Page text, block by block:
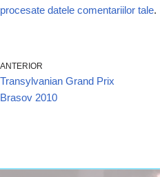
procesate datele comentariilor tale.
ANTERIOR
Transylvanian Grand Prix
Brasov 2010